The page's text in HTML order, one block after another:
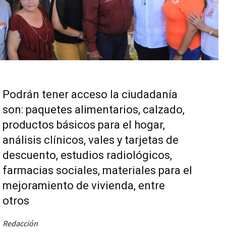
Podrán tener acceso la ciudadanía
son: paquetes alimentarios, calzado,
productos básicos para el hogar,
análisis clínicos, vales y tarjetas de
descuento, estudios radiológicos,
farmacias sociales, materiales para el
mejoramiento de vivienda, entre
otros
Redacción